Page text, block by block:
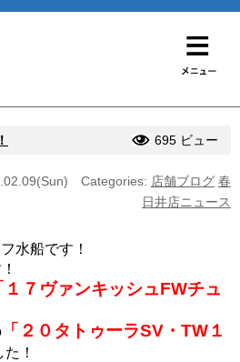
695 ビュー
Categories: 店舗ブログ 春
日井店ニュース
水船です！
１７ヴァンキッシュFWチュ
「２０タトゥーラSV・TW１
！